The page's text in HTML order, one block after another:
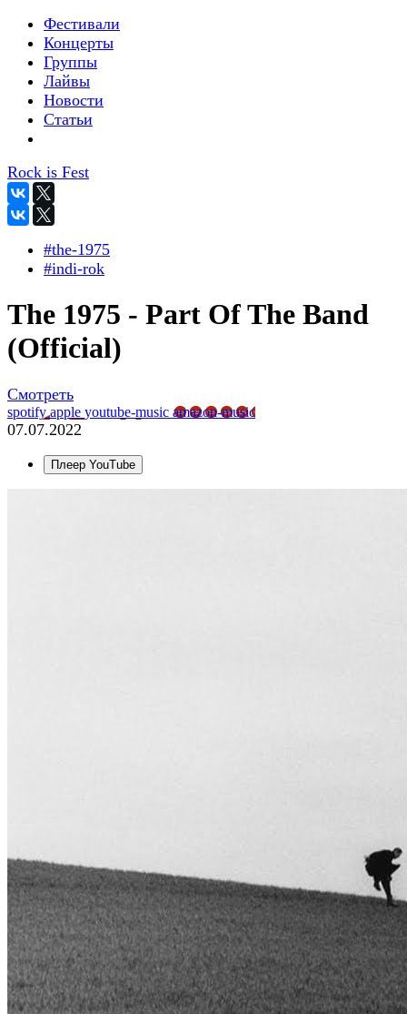
Фестивали
Концерты
Группы
Лайвы
Новости
Статьи
Rock is Fest
#the-1975
#indi-rok
The 1975 - Part Of The Band
(Official)
Смотреть
spotifyapple youtube-music amazon-music
07.07.2022
Плеер YouTube